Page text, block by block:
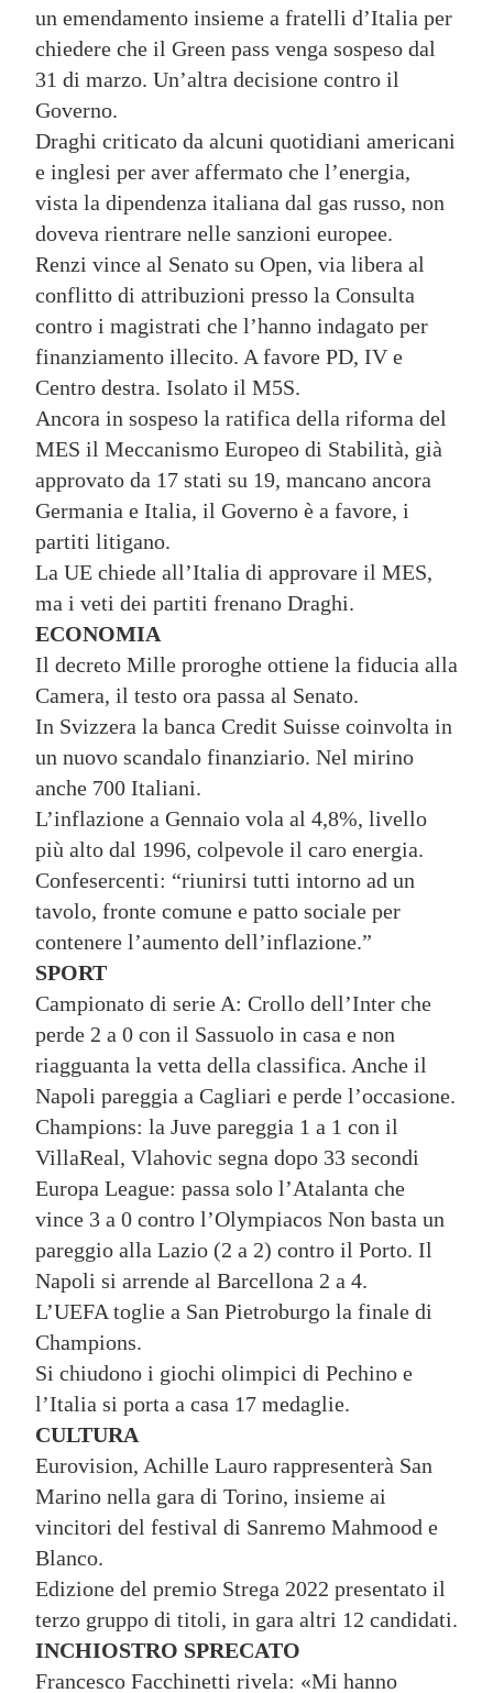
un emendamento insieme a fratelli d’Italia per
chiedere che il Green pass venga sospeso dal
31 di marzo. Un’altra decisione contro il
Governo.
Draghi criticato da alcuni quotidiani americani
e inglesi per aver affermato che l’energia,
vista la dipendenza italiana dal gas russo, non
doveva rientrare nelle sanzioni europee.
Renzi vince al Senato su Open, via libera al
conflitto di attribuzioni presso la Consulta
contro i magistrati che l’hanno indagato per
finanziamento illecito. A favore PD, IV e
Centro destra. Isolato il M5S.
Ancora in sospeso la ratifica della riforma del
MES il Meccanismo Europeo di Stabilità, già
approvato da 17 stati su 19, mancano ancora
Germania e Italia, il Governo è a favore, i
partiti litigano.
La UE chiede all’Italia di approvare il MES,
ma i veti dei partiti frenano Draghi.
ECONOMIA
Il decreto Mille proroghe ottiene la fiducia alla
Camera, il testo ora passa al Senato.
In Svizzera la banca Credit Suisse coinvolta in
un nuovo scandalo finanziario. Nel mirino
anche 700 Italiani.
L’inflazione a Gennaio vola al 4,8%, livello
più alto dal 1996, colpevole il caro energia.
Confesercenti: “riunirsi tutti intorno ad un
tavolo, fronte comune e patto sociale per
contenere l’aumento dell’inflazione.”
SPORT
Campionato di serie A: Crollo dell’Inter che
perde 2 a 0 con il Sassuolo in casa e non
riagguanta la vetta della classifica. Anche il
Napoli pareggia a Cagliari e perde l’occasione.
Champions: la Juve pareggia 1 a 1 con il
VillaReal, Vlahovic segna dopo 33 secondi
Europa League: passa solo l’Atalanta che
vince 3 a 0 contro l’Olympiacos Non basta un
pareggio alla Lazio (2 a 2) contro il Porto. Il
Napoli si arrende al Barcellona 2 a 4.
L’UEFA toglie a San Pietroburgo la finale di
Champions.
Si chiudono i giochi olimpici di Pechino e
l’Italia si porta a casa 17 medaglie.
CULTURA
Eurovision, Achille Lauro rappresenterà San
Marino nella gara di Torino, insieme ai
vincitori del festival di Sanremo Mahmood e
Blanco.
Edizione del premio Strega 2022 presentato il
terzo gruppo di titoli, in gara altri 12 candidati.
INCHIOSTRO SPRECATO
Francesco Facchinetti rivela: «Mi hanno